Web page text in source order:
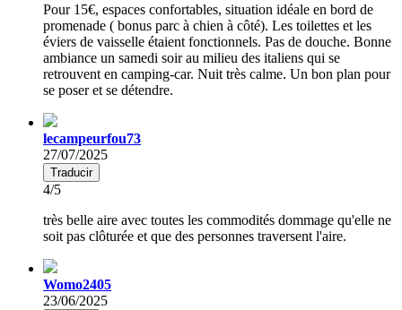
Pour 15€, espaces confortables, situation idéale en bord de
promenade ( bonus parc à chien à côté). Les toilettes et les
éviers de vaisselle étaient fonctionnels. Pas de douche. Bonne
ambiance un samedi soir au milieu des italiens qui se
retrouvent en camping-car. Nuit très calme. Un bon plan pour
se poser et se détendre.
lecampeurfou73
27/07/2025
Traducir
4/5
très belle aire avec toutes les commodités dommage qu'elle ne
soit pas clôturée et que des personnes traversent l'aire.
Womo2405
23/06/2025